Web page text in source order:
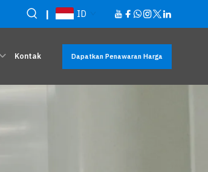
| ID
Kontak Dapatkan Penawaran Harga